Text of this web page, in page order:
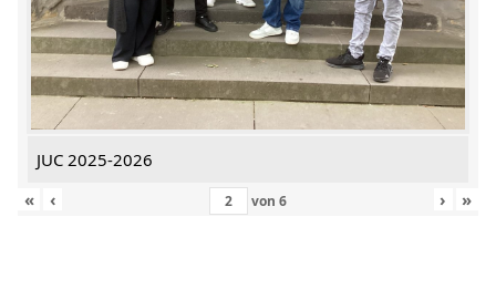
JUC 2025-2026
«
‹ von 6 › »